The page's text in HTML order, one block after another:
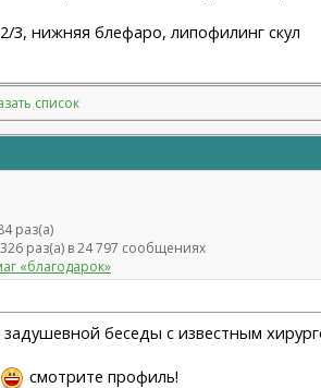
3, нижняя блефаро, липофилинг скул
список
раз(а)
раз(а) в 24 797 сообщениях
«благодарок»
беседы с известным
смотрите профиль!